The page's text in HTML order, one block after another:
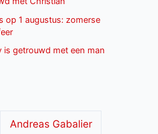
op 1 augustus: zomerse
is getrouwd met een man
Andreas Gabalier